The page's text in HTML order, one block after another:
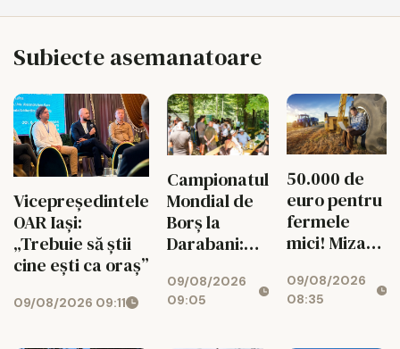
Subiecte asemanatoare
Vicepreședintele
OAR Iași:
„Trebuie să știi
cine ești ca oraș”
09/08/2026 09:11
Campionatul
Mondial de
Borș la
Darabani:
trei țări
09/08/2026
09:05
50.000 de
euro pentru
fermele
mici! Miza
pentru
agricultura
09/08/2026
08:35